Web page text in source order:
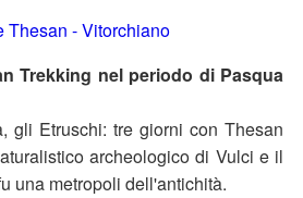
Trekking nel periodo di Pasqua
gli Etruschi: tre giorni con Thesan
archeologico di Vulci e il
una metropoli dell'antichità.